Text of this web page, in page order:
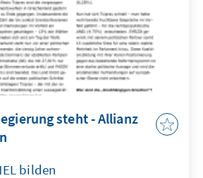
steht - Allianz
bilden